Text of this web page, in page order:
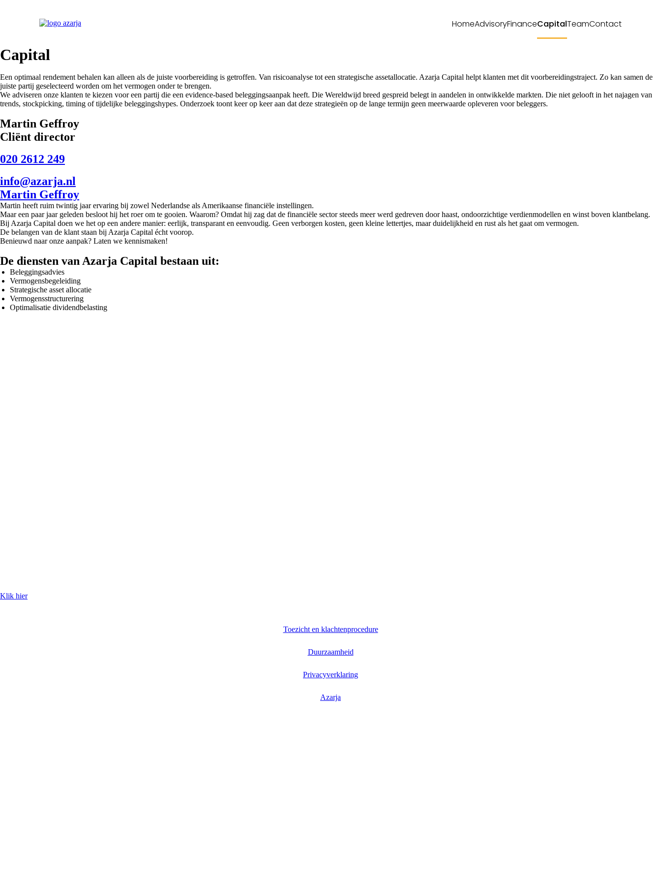
HomeAdvisoryFinanceCapitalTeamContact
Ga
naar
inhoud
Capital
Een optimaal rendement behalen kan alleen als de juiste voorbereiding is getroffen. Van risicoanalyse tot een strategische assetallocatie. Azarja Capital helpt klanten met dit voorbereidingstraject. Zo kan samen de
juiste partij geselecteerd worden om het vermogen onder te brengen.
We adviseren onze klanten te kiezen voor een partij die een evidence-based beleggingsaanpak heeft. Die Wereldwijd breed gespreid belegt in aandelen in ontwikkelde markten. Die niet gelooft in het najagen van
trends, stockpicking, timing of tijdelijke beleggingshypes. Onderzoek toont keer op keer aan dat deze strategieën op de lange termijn geen meerwaarde opleveren voor beleggers.
Martin Geffroy
Cliënt director
020 2612 249
info@azarja.nl
Martin Geffroy
Martin heeft ruim twintig jaar ervaring bij zowel Nederlandse als Amerikaanse financiële instellingen.
Maar een paar jaar geleden besloot hij het roer om te gooien. Waarom? Omdat hij zag dat de financiële sector steeds meer werd gedreven door haast, ondoorzichtige verdienmodellen en winst boven klantbelang.
Bij Azarja Capital doen we het op een andere manier: eerlijk, transparant en eenvoudig. Geen verborgen kosten, geen kleine lettertjes, maar duidelijkheid en rust als het gaat om vermogen.
De belangen van de klant staan bij Azarja Capital écht voorop.
Benieuwd naar onze aanpak? Laten we kennismaken!
De diensten van Azarja Capital bestaan uit:
Beleggingsadvies
Vermogensbegeleiding
Strategische asset allocatie
Vermogensstructurering
Optimalisatie dividendbelasting
Klik hier
Toezicht en klachtenprocedure
Duurzaamheid
Privacyverklaring
Azarja